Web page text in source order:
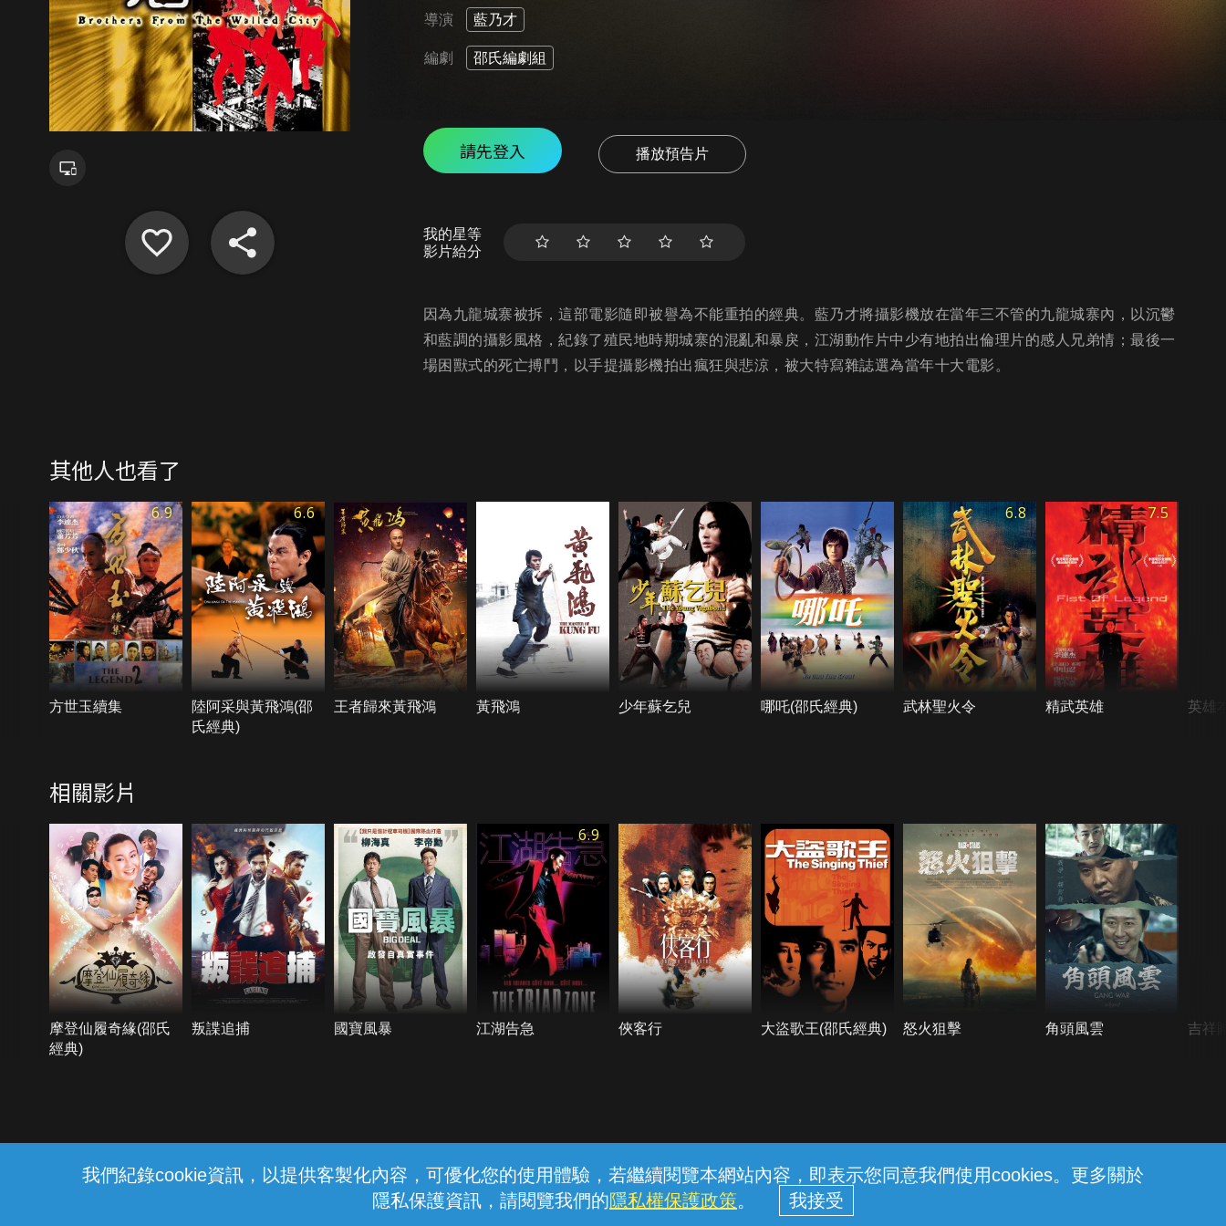
我們紀錄cookie資訊，以提供客製化內容，可優化您的使用體驗，若繼續閱覽本網站內容，即表示您同意我們使用cookies。更多關於
隱私保護資訊，請閱覽我們的隱私權保護政策。
導演 藍乃才
編劇 邵氏編劇組
請先登入 播放預告片
我的星等
影片給分
因為九龍城寨被拆，這部電影隨即被譽為不能重拍的經典。藍乃才將攝影機放在當年三不管的九龍城寨內，以沉鬱
和藍調的攝影風格，紀錄了殖民地時期城寨的混亂和暴戾，江湖動作片中少有地拍出倫理片的感人兄弟情；最後一
場困獸式的死亡搏鬥，以手提攝影機拍出瘋狂與悲涼，被大特寫雜誌選為當年十大電影。
其他人也看了
6.9
方世玉續集
6.6
陸阿采與黃飛鴻(邵
氏經典)
王者歸來黃飛鴻 黃飛鴻 少年蘇乞兒 哪吒(邵氏經典)
6.8
武林聖火令
7.5
精武英雄 英雄
相關影片
摩登仙履奇緣(邵氏
經典)
叛諜追捕 國寶風暴
6.9
江湖告急 俠客行 大盜歌王(邵氏經典) 怒火狙擊 角頭風雲 吉祥
線上客服 服務條款 隱私權保護
中華電信股份有限公司個人家庭分公司 (統一編號：96979949) © 2026